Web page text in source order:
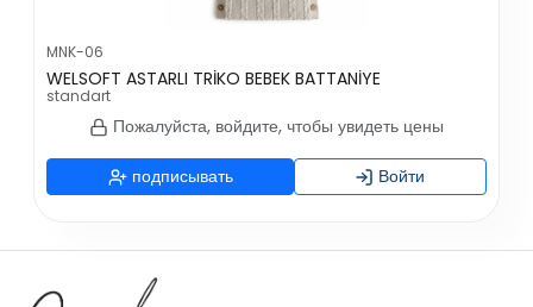
MNK-06
WELSOFT ASTARLI TRİKO BEBEK BATTANİYE
standart
Пожалуйста, войдите, чтобы увидеть цены
подписывать Войти